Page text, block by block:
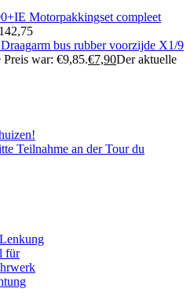
Motorpakkingset compleet
142,75
Draagarm bus rubber voorzijde X1/9
war: €9,85.€7,90Der aktuelle
Teilnahme an der Tour du
für